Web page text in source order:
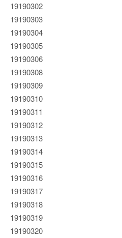
19190302
19190303
19190304
19190305
19190306
19190308
19190309
19190310
19190311
19190312
19190313
19190314
19190315
19190316
19190317
19190318
19190319
19190320